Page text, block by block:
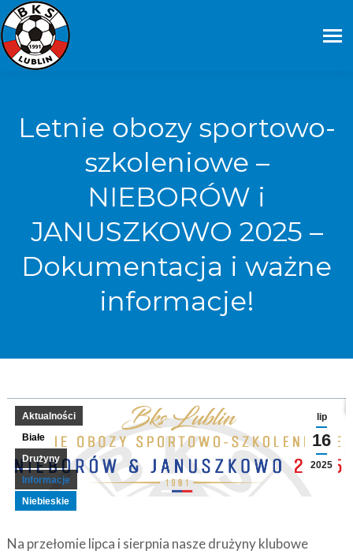
Letnie obozy sportowo-
szkoleniowe –
NIEBORÓW i
JANUSZKOWO 2025 –
Dokumentacja i ważne
informacje!
lip
16
2025
Aktualności
Białe
Drużyny
Informacje
Niebieskie
Na przełomie lipca i sierpnia nasze drużyny klubowe